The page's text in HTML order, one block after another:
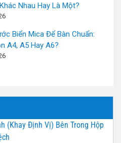
Nhau Hay Là Một?
Biển Mica Để Bàn Chuẩn:
A4, A5 Hay A6?
(Khay Định Vị) Bên Trong Hộp